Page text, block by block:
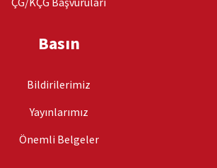
Basın
Bildirilerimiz
Yayınlarımız
Önemli Belgeler